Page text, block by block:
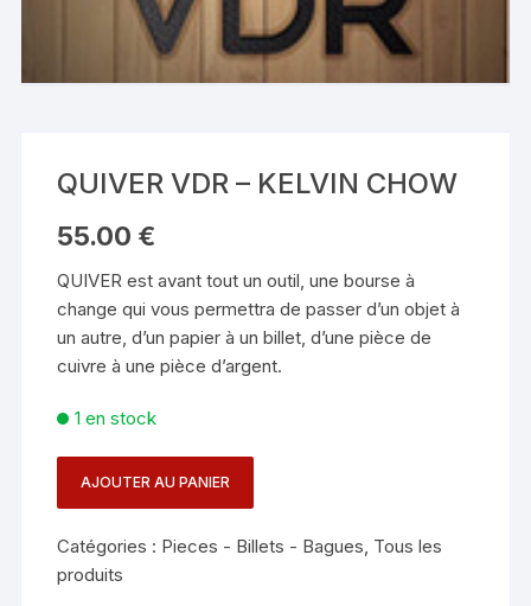
QUIVER VDR – KELVIN CHOW
55.00 €
QUIVER est avant tout un outil, une bourse à
change qui vous permettra de passer d’un objet à
un autre, d’un papier à un billet, d’une pièce de
cuivre à une pièce d’argent.
1 en stock
QUIVER
VDR
AJOUTER AU PANIER
Catégories : Pieces - Billets - Bagues, Tous les
produits